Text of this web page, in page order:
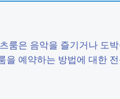
룸은 음악을 즐기거나 도
예약하는 방법에 대한